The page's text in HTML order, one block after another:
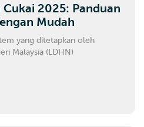
Cukai 2025: Panduan
Mudah
yang ditetapkan oleh
Malaysia (LDHN)